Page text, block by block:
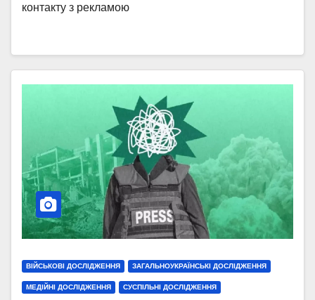
контакту з рекламою
ВІЙСЬКОВІ ДОСЛІДЖЕННЯ ЗАГАЛЬНОУКРАЇНСЬКІ ДОСЛІДЖЕННЯ
МЕДІЙНІ ДОСЛІДЖЕННЯ СУСПІЛЬНІ ДОСЛІДЖЕННЯ